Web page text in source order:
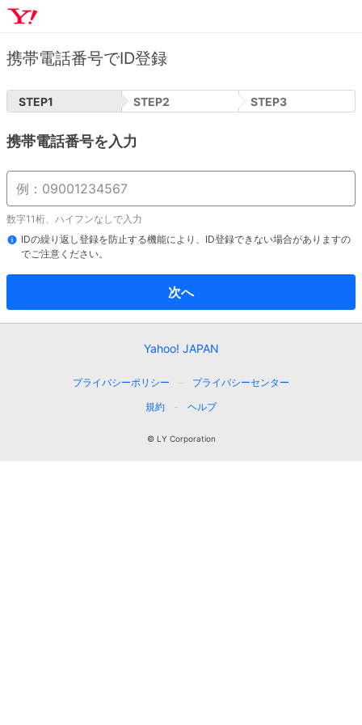
携帯電話番号でID登録
STEP1 STEP2 STEP3
携帯電話番号を入力
数字11桁、ハイフンなしで入力
IDの繰り返し登録を防止する機能により、ID登録できない場合がありますの
でご注意ください。
次へ
Yahoo! JAPAN
プライバシーポリシー
プライバシーセンター
規約
ヘルプ
© LY Corporation